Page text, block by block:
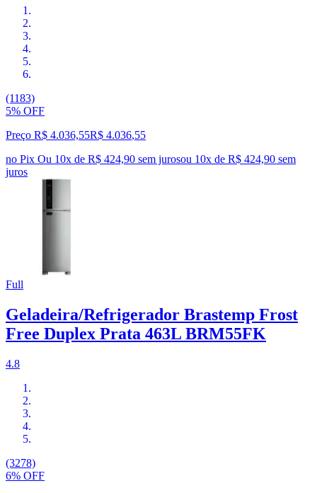
(1183)
5% OFF
Preço R$ 4.036,55R$ 4.036,55
no Pix Ou 10x de R$ 424,90 sem jurosou 10x de R$ 424,90 sem
juros
Full
Geladeira/Refrigerador Brastemp Frost
Free Duplex Prata 463L BRM55FK
4.8
(3278)
6% OFF